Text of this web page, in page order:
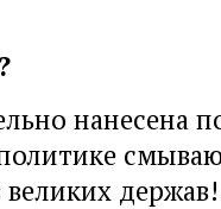
нанесена
держав!